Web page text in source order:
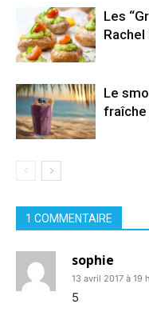
Les
Le
fraîche
1 COMMENTAIRE
sophie
13 avril 2017 à 19
5